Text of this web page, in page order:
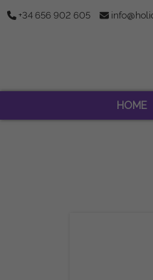
+34 656 902 605
HOME